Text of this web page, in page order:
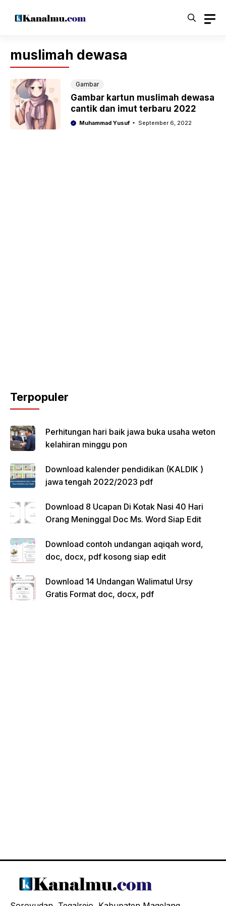
muslimah dewasa
Gambar
Gambar kartun muslimah dewasa
cantik dan imut terbaru 2022
Muhammad Yusuf September 6, 2022
Terpopuler
Perhitungan hari baik jawa buka usaha weton
kelahiran minggu pon
Download kalender pendidikan (KALDIK )
jawa tengah 2022/2023 pdf
Download 8 Ucapan Di Kotak Nasi 40 Hari
Orang Meninggal Doc Ms. Word Siap Edit
Download contoh undangan aqiqah word,
doc, docx, pdf kosong siap edit
Download 14 Undangan Walimatul Ursy
Gratis Format doc, docx, pdf